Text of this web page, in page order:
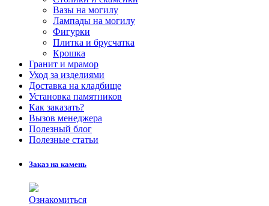
Вазы на могилу
Лампады на могилу
Фигурки
Плитка и брусчатка
Крошка
Гранит и мрамор
Уход за изделиями
Доставка на кладбище
Установка памятников
Как заказать?
Вызов менеджера
Полезный блог
Полезные статьи
Заказ на камень
Ознакомиться